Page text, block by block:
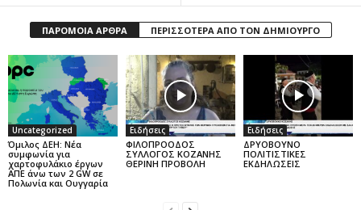
ΠΑΡΟΜΟΙΑ ΑΡΘΡΑ ΠΕΡΙΣΣΟΤΕΡΑ ΑΠΟ ΤΟΝ ΔΗΜΙΟΥΡΓΟ
Uncategorized
Όμιλος ΔΕΗ: Νέα
συμφωνία για
χαρτοφυλάκιο έργων
ΑΠΕ άνω των 2 GW σε
Πολωνία και Ουγγαρία
Ειδήσεις
ΦΙΛΟΠΡΟΟΔΟΣ
ΣΥΛΛΟΓΟΣ ΚΟΖΑΝΗΣ
ΘΕΡΙΝΗ ΠΡΟΒΟΛΗ
Ειδήσεις
ΔΡΥΟΒΟΥΝΟ
ΠΟΛΙΤΙΣΤΙΚΕΣ
ΕΚΔΗΛΩΣΕΙΣ